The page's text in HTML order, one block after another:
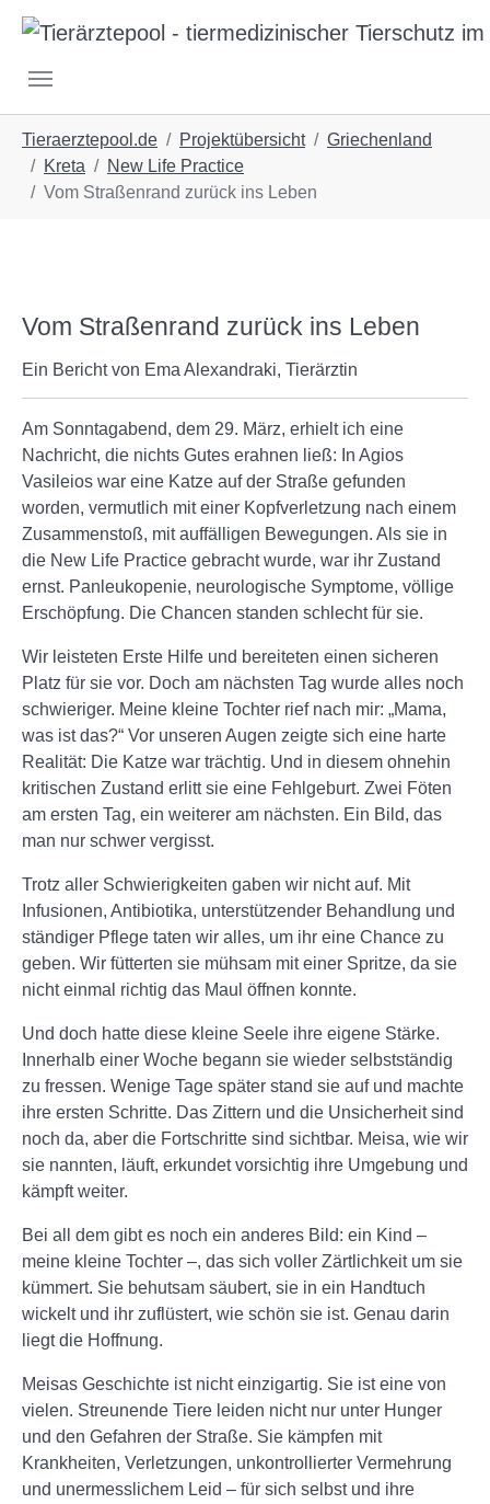
Tieraerztepool.de Projektübersicht
Griechenland
Kreta
New Life Practice
Vom Straßenrand zurück ins Leben
Vom Straßenrand zurück ins Leben
Ein Bericht von Ema Alexandraki, Tierärztin
Am Sonntagabend, dem 29. März, erhielt ich eine
Nachricht, die nichts Gutes erahnen ließ: In Agios
Vasileios war eine Katze auf der Straße gefunden
worden, vermutlich mit einer Kopfverletzung nach einem
Zusammenstoß, mit auffälligen Bewegungen. Als sie in
die New Life Practice gebracht wurde, war ihr Zustand
ernst. Panleukopenie, neurologische Symptome, völlige
Erschöpfung. Die Chancen standen schlecht für sie.
Wir leisteten Erste Hilfe und bereiteten einen sicheren
Platz für sie vor. Doch am nächsten Tag wurde alles noch
schwieriger. Meine kleine Tochter rief nach mir: „Mama,
was ist das?“ Vor unseren Augen zeigte sich eine harte
Realität: Die Katze war trächtig. Und in diesem ohnehin
kritischen Zustand erlitt sie eine Fehlgeburt. Zwei Föten
am ersten Tag, ein weiterer am nächsten. Ein Bild, das
man nur schwer vergisst.
Trotz aller Schwierigkeiten gaben wir nicht auf. Mit
Infusionen, Antibiotika, unterstützender Behandlung und
ständiger Pflege taten wir alles, um ihr eine Chance zu
geben. Wir fütterten sie mühsam mit einer Spritze, da sie
nicht einmal richtig das Maul öffnen konnte.
Und doch hatte diese kleine Seele ihre eigene Stärke.
Innerhalb einer Woche begann sie wieder selbstständig
zu fressen. Wenige Tage später stand sie auf und machte
ihre ersten Schritte. Das Zittern und die Unsicherheit sind
noch da, aber die Fortschritte sind sichtbar. Meisa, wie wir
sie nannten, läuft, erkundet vorsichtig ihre Umgebung und
kämpft weiter.
Bei all dem gibt es noch ein anderes Bild: ein Kind –
meine kleine Tochter –, das sich voller Zärtlichkeit um sie
kümmert. Sie behutsam säubert, sie in ein Handtuch
wickelt und ihr zuflüstert, wie schön sie ist. Genau darin
liegt die Hoffnung.
Meisas Geschichte ist nicht einzigartig. Sie ist eine von
vielen. Streunende Tiere leiden nicht nur unter Hunger
und den Gefahren der Straße. Sie kämpfen mit
Krankheiten, Verletzungen, unkontrollierter Vermehrung
und unermesslichem Leid – für sich selbst und ihre